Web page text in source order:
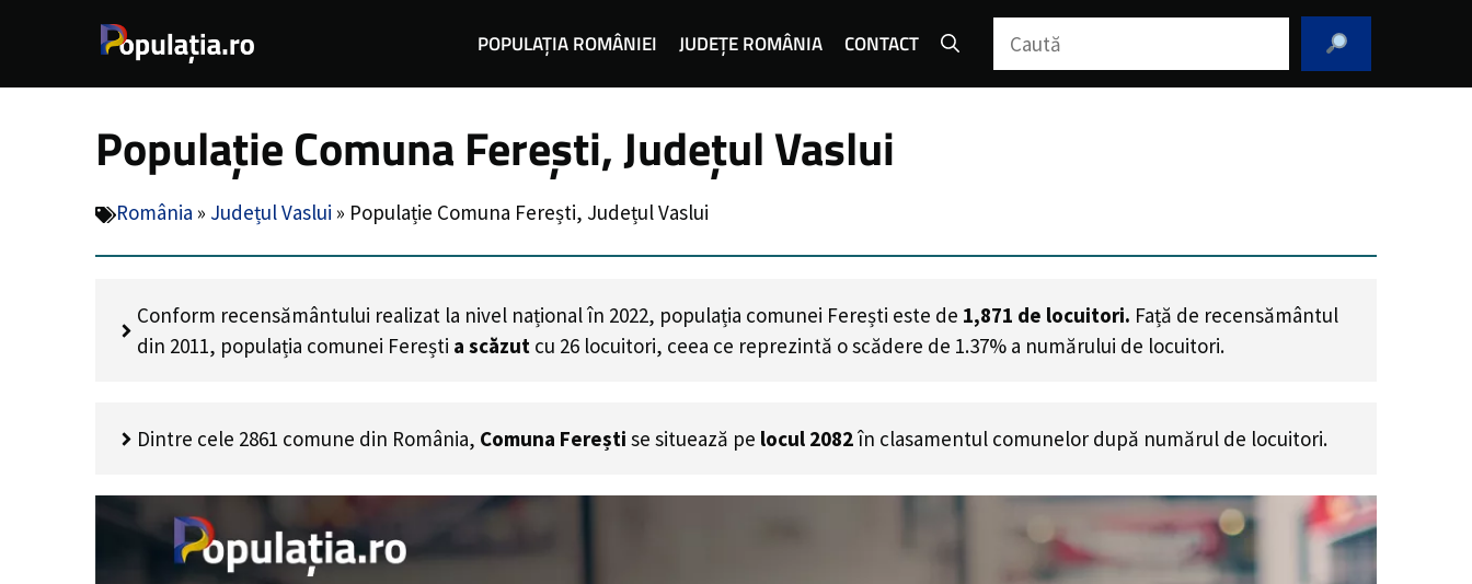
POPULAȚIA ROMÂNIEI JUDEȚE ROMÂNIA CONTACT Caută
Populație Comuna Ferești, Județul Vaslui
România » Județul Vaslui » Populație Comuna Ferești, Județul Vaslui
Conform recensământului realizat la nivel național în 2022, populația comunei Ferești este de 1,871 de locuitori. Față de recensământul
din 2011, populația comunei Ferești a scăzut cu 26 locuitori, ceea ce reprezintă o scădere de 1.37% a numărului de locuitori.
Dintre cele 2861 comune din România, Comuna Ferești se situează pe locul 2082în clasamentul comunelor după numărul de locuitori.